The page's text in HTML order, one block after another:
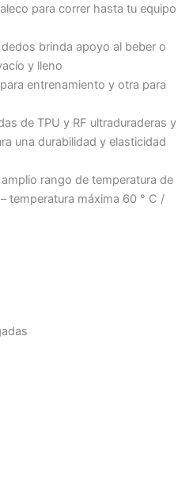
para correr hasta tu equipo
brinda apoyo al beber o
y lleno
entrenamiento y otra para
de TPU y RF ultraduraderas y
una durabilidad y elasticidad
amplio rango de temperatura de
temperatura máxima 60 ° C /